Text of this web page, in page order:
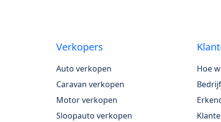
Verkopers
Auto verkopen
Caravan verkopen
Motor verkopen
Sloopauto verkopen
Hoe